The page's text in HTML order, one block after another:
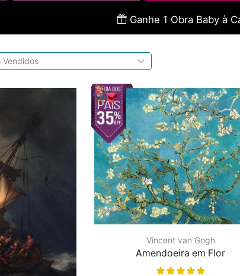
Ganhe 1 Obra Baby à
Vincent van Gogh
Amendoeira em Flor